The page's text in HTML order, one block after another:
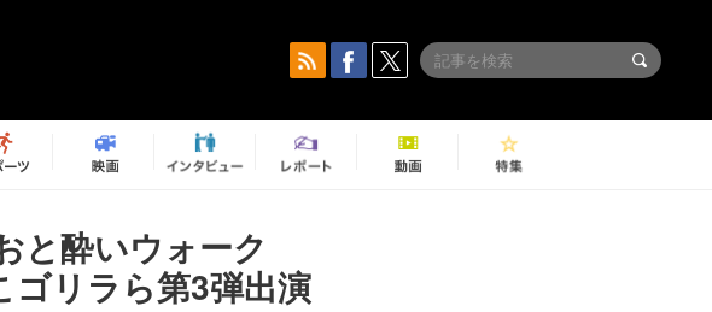
と酔いウォーク
ゴリラら第3弾出演